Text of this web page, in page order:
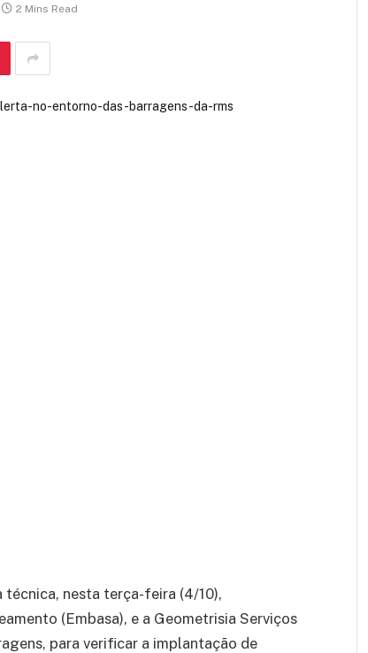
2 Mins Read
técnica, nesta terça-feira (4/10),
(Embasa), e a Geometrisia Serviços
para verificar a implantação de